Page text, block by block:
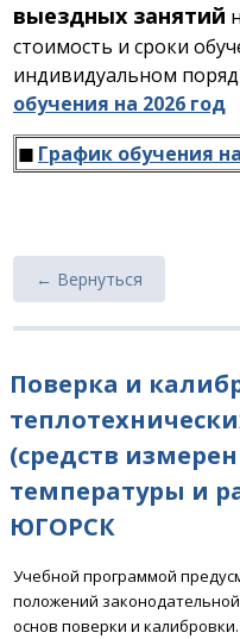
выездных занятий
стоимость и сроки
индивидуальном
обучения на 2026 год
◼ График обучения
← Вернуться
Поверка и
(средств
температуры и
ЮГОРСК
Учебной программой
положений
основ поверки и калибровки.